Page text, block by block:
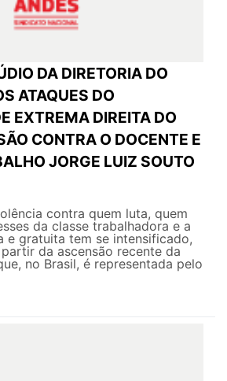
DA DIRETORIA DO
ATAQUES DO
EXTREMA DIREITA DO
CONTRA O DOCENTE E
JORGE LUIZ SOUTO
contra quem luta, quem
da classe trabalhadora e a
e gratuita tem se intensificado,
da ascensão recente da
no Brasil, é representada pelo